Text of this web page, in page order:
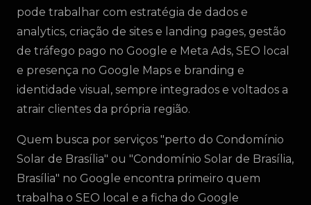
pode trabalhar com estratégia de dados e
analytics, criação de sites e landing pages, gestão
de tráfego pago no Google e Meta Ads, SEO local
e presença no Google Maps e branding e
identidade visual, sempre integrados e voltados a
atrair clientes da própria região.
Quem busca por serviços "perto do Condomínio
Solar de Brasília" ou "Condomínio Solar de Brasília,
Brasília" no Google encontra primeiro quem
trabalha o SEO local e a ficha do Google